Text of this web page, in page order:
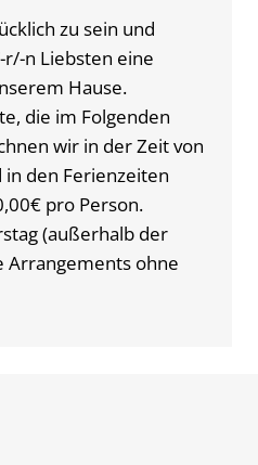
zu sein und
n Liebsten eine
Hause.
die im Folgenden
wir in der Zeit von
in den Ferienzeiten
pro Person.
(außerhalb der
Arrangements ohne